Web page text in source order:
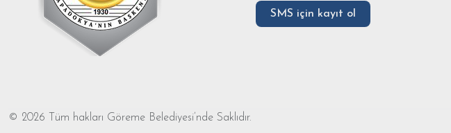
SMS için kayıt ol
© 2026 Tüm hakları Göreme Belediyesi’nde Saklıdır.